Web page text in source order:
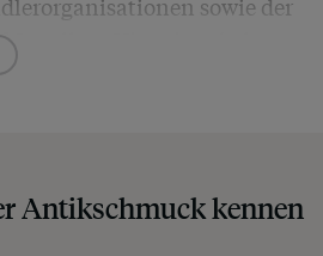
zu Ihnen kommt, keine
Antikschmuck kennen